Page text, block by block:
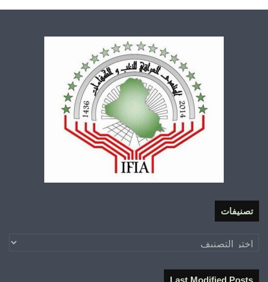
تصنيفات
تصنيفات
Last Modified Posts